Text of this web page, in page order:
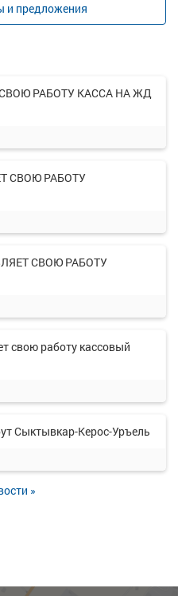
и предложения
РАБОТУ КАССА НА ЖД
СВОЮ РАБОТУ
СВОЮ РАБОТУ
свою работу кассовый
Сыктывкар-Керос-Уръель
»